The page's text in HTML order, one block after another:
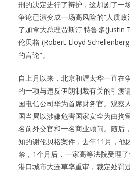
刑的决定进行了辩护，这加剧了一
争论已演变成一场高风险的“人质
了加拿大总理贾斯汀·特鲁多
伦贝格 (Robert Lloyd
的言论”。
自上月以来，北京和渥太华一直在
的一项与违反伊朗制裁有关的引渡
国电信公司华为首席财务官。观察
国当局以涉嫌危害国家安全为由拘
名前外交官和一名商业顾问。随后
知的谢伦贝格案件，去年11月，他
禁，1个月后，一家高等法院受理
港口城市大连草率重审，裁定处罚